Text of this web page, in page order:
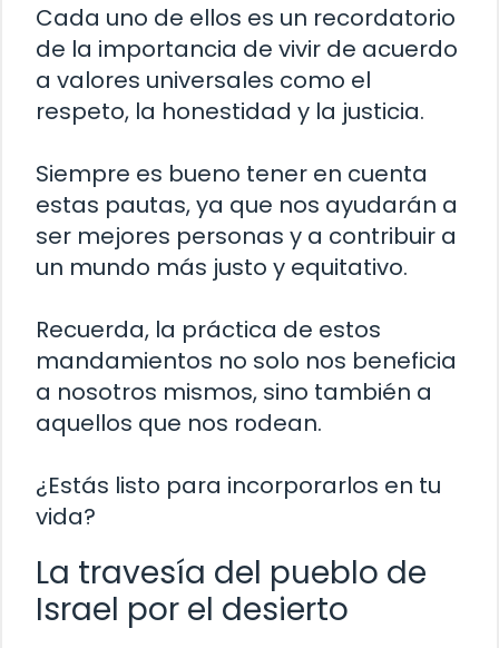
Cada uno de ellos es un recordatorio
de la importancia de vivir de acuerdo
a valores universales como el
respeto, la honestidad y la justicia.
Siempre es bueno tener en cuenta
estas pautas, ya que nos ayudarán a
ser mejores personas y a contribuir a
un mundo más justo y equitativo.
Recuerda, la práctica de estos
mandamientos no solo nos beneficia
a nosotros mismos, sino también a
aquellos que nos rodean.
¿Estás listo para incorporarlos en tu
vida?
La travesía del pueblo de
Israel por el desierto